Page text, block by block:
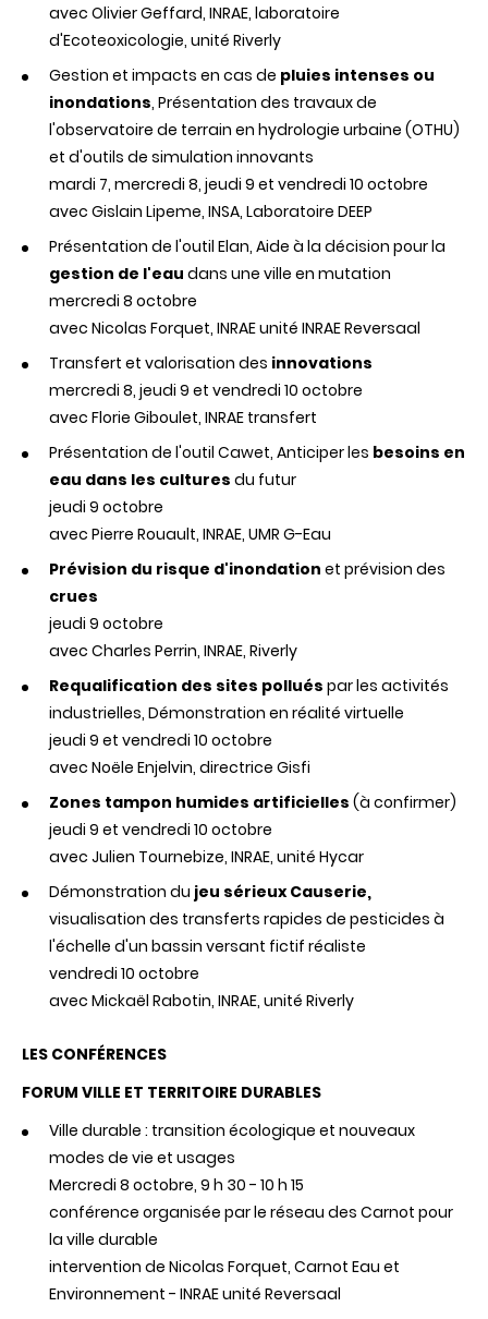
avec Olivier Geffard, INRAE, laboratoire
d'Ecoteoxicologie, unité Riverly
Gestion et impacts en cas de pluies intenses ou
inondations, Présentation des travaux de
l'observatoire de terrain en hydrologie urbaine (OTHU)
et d'outils de simulation innovants
mardi 7, mercredi 8, jeudi 9 et vendredi 10 octobre
avec Gislain Lipeme, INSA, Laboratoire DEEP
Présentation de l'outil Elan, Aide à la décision pour la
gestion de l'eau dans une ville en mutation
mercredi 8 octobre
avec Nicolas Forquet, INRAE unité INRAE Reversaal
Transfert et valorisation des innovations
mercredi 8, jeudi 9 et vendredi 10 octobre
avec Florie Giboulet, INRAE transfert
Présentation de l'outil Cawet, Anticiper les besoins en
eau dans les cultures du futur
jeudi 9 octobre
avec Pierre Rouault, INRAE, UMR G-Eau
Prévision du risque d'inondation et prévision des
crues
jeudi 9 octobre
avec Charles Perrin, INRAE, Riverly
Requalification des sites pollués par les activités
industrielles, Démonstration en réalité virtuelle
jeudi 9 et vendredi 10 octobre
avec Noële Enjelvin, directrice Gisfi
Zones tampon humides artificielles (à confirmer)
jeudi 9 et vendredi 10 octobre
avec Julien Tournebize, INRAE, unité Hycar
Démonstration du jeu sérieux Causerie,
visualisation des transferts rapides de pesticides à
l'échelle d'un bassin versant fictif réaliste
vendredi 10 octobre
avec Mickaël Rabotin, INRAE, unité Riverly
LES CONFÉRENCES
FORUM VILLE ET TERRITOIRE DURABLES
Ville durable : transition écologique et nouveaux
modes de vie et usages
Mercredi 8 octobre, 9 h 30 - 10 h 15
conférence organisée par le réseau des Carnot pour
la ville durable
intervention de Nicolas Forquet, Carnot Eau et
Environnement - INRAE unité Reversaal